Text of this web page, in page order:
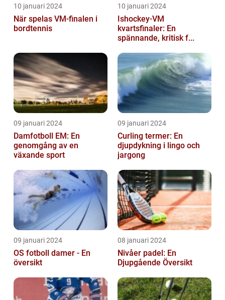
10 januari 2024
När spelas VM-finalen i
bordtennis
10 januari 2024
Ishockey-VM
kvartsfinaler: En
spännande, kritisk f...
09 januari 2024
Damfotboll EM: En
genomgång av en
växande sport
09 januari 2024
Curling termer: En
djupdykning i lingo och
jargong
09 januari 2024
OS fotboll damer - En
översikt
08 januari 2024
Nivåer padel: En
Djupgående Översikt